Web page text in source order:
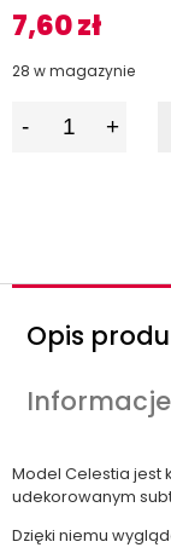
7,60zł
28 w magazynie
Opis
Model Celestia jest
udekorowanym
Dzięki niemu